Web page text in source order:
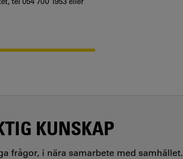
KUNSKAP
frågor, i nära samarbete med samhället.